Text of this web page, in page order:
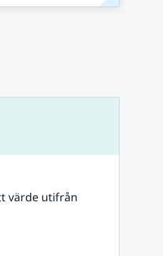
värde utifrån